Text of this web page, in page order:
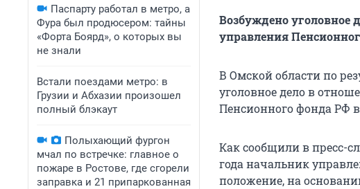
Паспарту работал в метро, а
Фура был продюсером: тайны
«Форта Боярд», о которых вы
не знали
Встали поездами метро: в
Грузии и Абхазии произошел
полный блэкаут
Полыхающий фургон
мчал по встречке: главное о
пожаре в Ростове, где сгорели
заправка и 21 припаркованная
Возбуждено уголовное
управления
В Омской области по
уголовное дело в
Пенсионного фонда РФ
Как сообщили в пресс-
года начальник
положение, на